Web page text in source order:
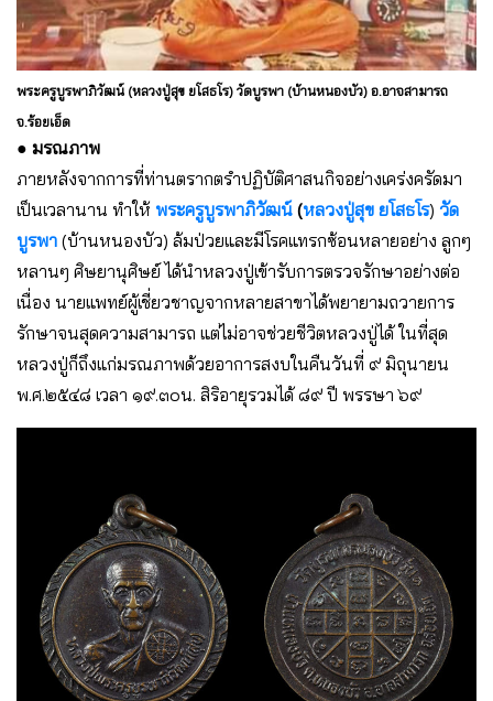
พระครูบูรพาภิวัฒน์ (หลวงปู่สุข ยโสธโร) วัดบูรพา (บ้านหนองบัว) อ.อาจสามารถ
จ.ร้อยเอ็ด
● มรณภาพ
ภายหลังจากการที่ท่านตรากตรำปฏิบัติศาสนกิจอย่างเคร่งครัดมา
เป็นเวลานาน ทำให้ พระครูบูรพาภิวัฒน์ (หลวงปู่สุข ยโสธโร) วัด
บูรพา (บ้านหนองบัว) ล้มป่วยและมีโรคแทรกซ้อนหลายอย่าง ลูกๆ
หลานๆ ศิษยานุศิษย์ ได้นำหลวงปู่เข้ารับการตรวจรักษาอย่างต่อ
เนื่อง นายแพทย์ผู้เชี่ยวชาญจากหลายสาขาได้พยายามถวายการ
รักษาจนสุดความสามารถ แต่ไม่อาจช่วยชีวิตหลวงปู่ได้ ในที่สุด
หลวงปู่ก็ถึงแก่มรณภาพด้วยอาการสงบในคืนวันที่ ๙ มิถุนายน
พ.ศ.๒๕๔๘ เวลา ๑๙.๓๐น. สิริอายุรวมได้ ๘๙ ปี พรรษา ๖๙